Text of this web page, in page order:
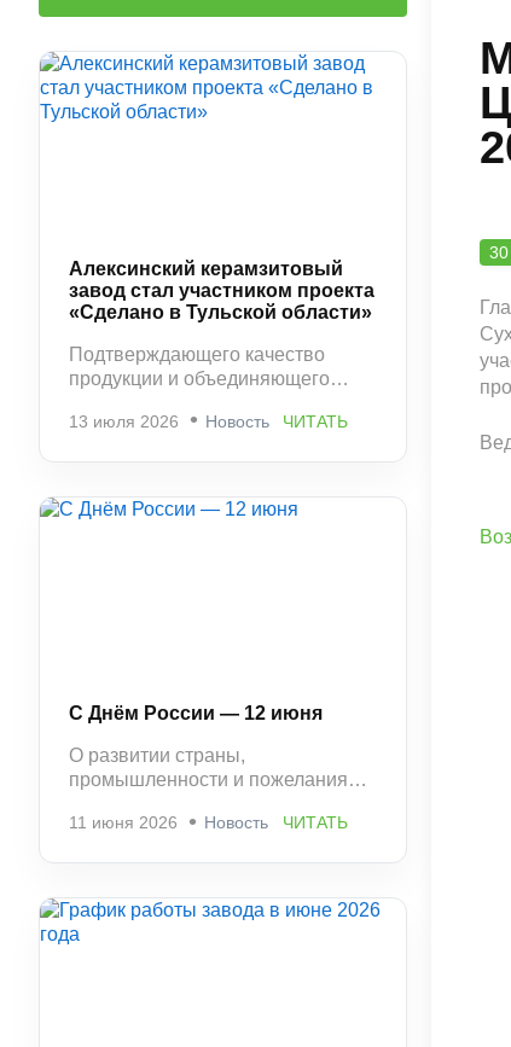
Алексинский керамзитовый
завод стал участником проекта
«Сделано в Тульской области»
Подтверждающего качество
продукции и объединяющего
региона.
13 июля 2026 Новость ЧИТАТЬ
С Днём России — 12 июня
О развитии страны,
промышленности и пожелания
11 июня 2026 Новость ЧИТАТЬ